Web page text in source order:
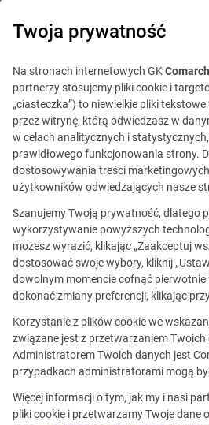
Ta oferta jest już
nieaktualna.
Zobacz podobne
Twoja prywatność
Na stronach internetowych GKComarch
partnerzy stosujemy pliki cookie i
„ciasteczka”) to niewielkie pliki
przez witrynę, którą odwiedzasz w
w celach analitycznych i
prawidłowego funkcjonowania strony.
dostosowywania treści
użytkowników odwiedzających nasze
Szanujemy Twoją prywatność, dlatego
wykorzystywanie powyższych
możesz wyrazić, klikając „Zaakceptuj
dostosować swoje wybory, kliknij
dowolnym momencie cofnąć pierwotnie
dokonać zmiany preferencji, klikając
Korzystanie z plików cookie we
związane jest z przetwarzaniem
Administratorem Twoich danych jest
przypadkach administratorami mogą
Więcej informacji o tym, jak my i nasi
pliki cookie i przetwarzamy Twoje dane